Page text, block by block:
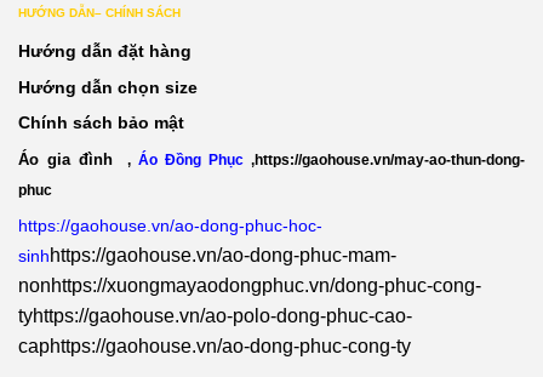
HƯỚNG DẪN– CHÍNH SÁCH
Hướng dẫn đặt hàng
Hướng dẫn chọn size
Chính sách bảo mật
Áo gia đình , Áo Đồng Phục ,https://gaohouse.vn/may-ao-thun-dong-
phuc
https://gaohouse.vn/ao-dong-phuc-hoc-
sinhhttps://gaohouse.vn/ao-dong-phuc-mam-
nonhttps://xuongmayaodongphuc.vn/dong-phuc-cong-
tyhttps://gaohouse.vn/ao-polo-dong-phuc-cao-
caphttps://gaohouse.vn/ao-dong-phuc-cong-ty